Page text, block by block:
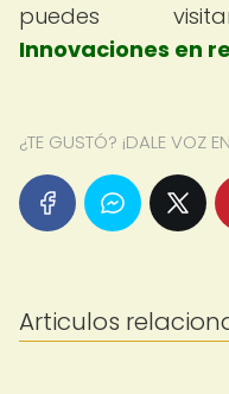
puedes
Innovaciones en
¿TE GUSTÓ? ¡DALE VOZ
Articulos